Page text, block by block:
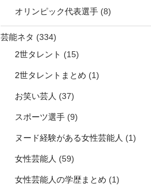
オリンピック代表選手(8)
芸能ネタ (334)
2世タレント (15)
2世タレントまとめ (1)
お笑い芸人 (37)
スポーツ選手(9)
ヌード経験がある女性芸能人 (1)
女性芸能人 (59)
女性芸能人の学歴まとめ (1)